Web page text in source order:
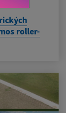
roller-